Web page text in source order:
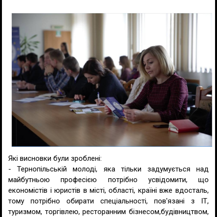
Які висновки були зроблені:
- Тернопільській молоді, яка тільки задумується над
майбутньою професією потрібно усвідомити, що
економістів і юристів в місті, області, країні вже вдосталь,
тому потрібно обирати спеціальності, пов'язані з ІТ,
туризмом, торгівлею, ресторанним бізнесом,будівництвом,